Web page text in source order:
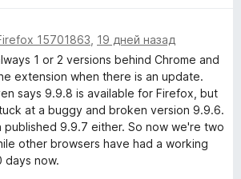
15701863 19 дней назад
1 or 2 versions behind Chrome and
extension when there is an update.
says 9.9.8 is available for Firefox, but
at a buggy and broken version 9.9.6.
published 9.9.7 either. So now we're two
other browsers have had a working
days now.